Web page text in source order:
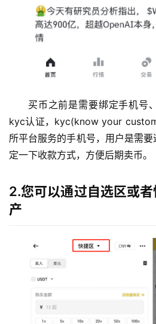
买币之前是需要绑定手机号
kyc认证，kyc(know your
所平台服务的手机号，用户是需
定一下收款方式，方便后期卖币。
2.您可以通过自选区或
产